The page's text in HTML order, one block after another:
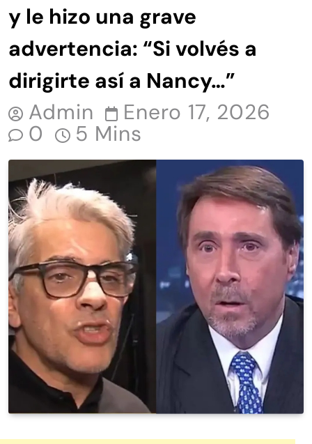
y le hizo una grave
advertencia: “Si volvés a
dirigirte así a Nancy…”
Admin
Enero 17, 2026
0 5 Mins